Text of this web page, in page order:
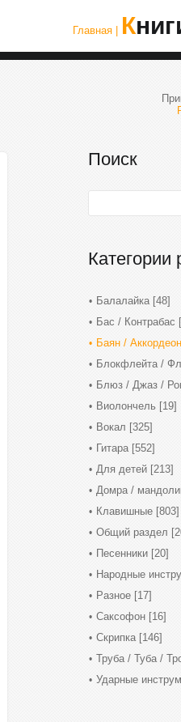
Главная |
Поиск
Категории
Балалайка [48]
Бас / Контрабас
Баян /
Блокфлейта /
Блюз / Джаз /
Виолончель [19]
Вокал [325]
Гитара [552]
Для детей [213]
Домра /
Клавишные [803]
Общий раздел
Песенники [20]
Народные
Разное [17]
Саксофон [16]
Скрипка [146]
Труба / Туба /
Ударные